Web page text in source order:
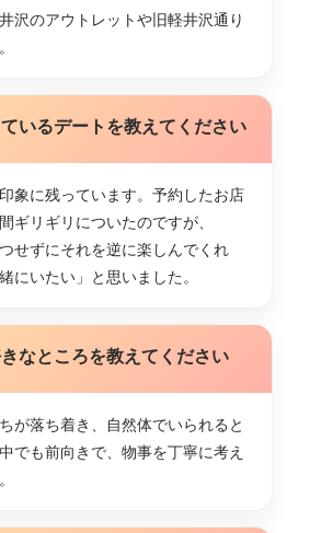
沢のアウトレットや旧軽井沢通り
いるデートを教えてください
象に残っています。予約したお店
ギリギリについたのですが、
せずにそれを逆に楽しんでくれ
にいたい」と思いました。
なところを教えてください
が落ち着き、自然体でいられると
でも前向きで、物事を丁寧に考え